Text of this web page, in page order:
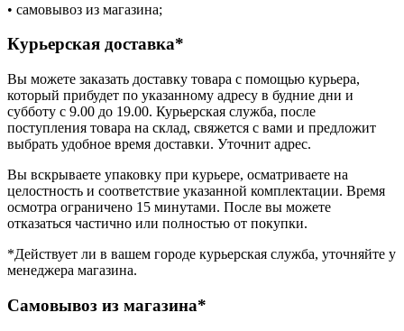
• самовывоз из магазина;
Курьерская доставка*
Вы можете заказать доставку товара с помощью курьера,
который прибудет по указанному адресу в будние дни и
субботу с 9.00 до 19.00. Курьерская служба, после
поступления товара на склад, свяжется с вами и предложит
выбрать удобное время доставки. Уточнит адрес.
Вы вскрываете упаковку при курьере, осматриваете на
целостность и соответствие указанной комплектации. Время
осмотра ограничено 15 минутами. После вы можете
отказаться частично или полностью от покупки.
*Действует ли в вашем городе курьерская служба, уточняйте у
менеджера магазина.
Самовывоз из магазина*